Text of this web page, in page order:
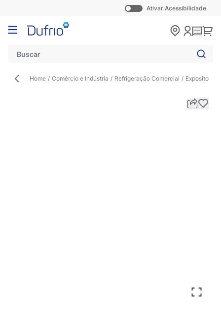
Ativar Acessibilidade
Pular para o conteúdo
Home / Comércio e Indústria / Refrigeração Comercial / Expositor